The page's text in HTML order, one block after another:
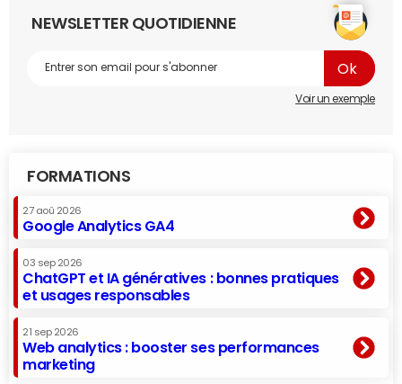
NEWSLETTER QUOTIDIENNE
Voir un exemple
FORMATIONS
27 aoû 2026
Google Analytics GA4
03 sep 2026
ChatGPT et IA génératives : bonnes pratiques
et usages responsables
21 sep 2026
Web analytics : booster ses performances
marketing